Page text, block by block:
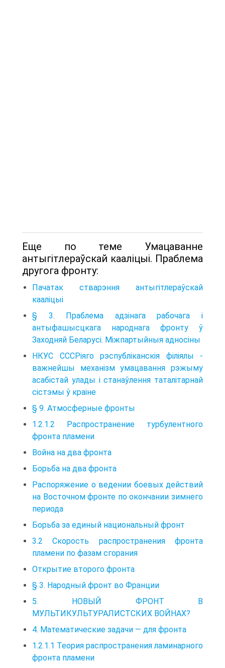
Еще по теме Умацаванне
антыгітлераўскай кааліцыі. Праблема
другога фронту:
Пачатак стварэння антыгітлераўскай
кааліцыі
§ 3. Праблема адзінага рабочага і
антыфашысцкага народнага фронту ў
Заходняй Беларусі. Міжпартыйныя адносіны
НКУС СССРіяго рэспубліканскія філіялы -
важнейшы механізм умацавання рэжыму
асабістай улады і станаўлення таталітарнай
сістэмы ў краіне
§ 9. Атмосферные фронты
1.2.1.2 Распространение турбулентного
фронта пламени
Война на два фронта
Борьба на два фронта
Распоряжение о ведении боевых действий
на Восточном фронте по окончании зимнего
периода
Борьба за единый национальный фронт
3.2 Скорость распространения фронта
пламени по фазам сгорания
Открытие второго фронта
§ 3. Народный фронт во Франции
5. НОВЫЙ ФРОНТ В
МУЛЬТИКУЛЬТУРАЛИСТСКИХ ВОЙНАХ?
4. Математические задачи — для фронта
1.2.1.1 Теория распространения ламинарного
фронта пламени